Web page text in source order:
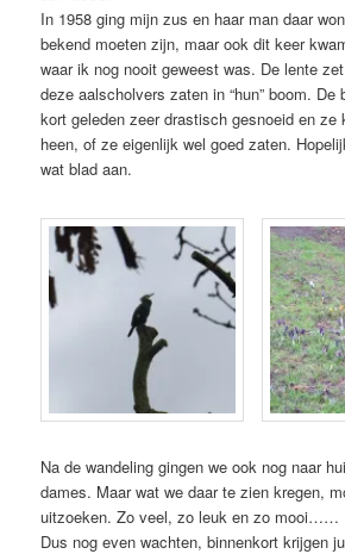
In 1958 ging mijn zus en haar man daar
bekend moeten zijn, maar ook dit keer
waar ik nog nooit geweest was. De lente
deze aalscholvers zaten in “hun” boom. De
kort geleden zeer drastisch gesnoeid en
heen, of ze eigenlijk wel goed zaten.
wat blad aan.
Na de wandeling gingen we ook nog naar
dames. Maar wat we daar te zien kregen,
uitzoeken. Zo veel, zo leuk en zo mooi……
Dus nog even wachten, binnenkort krijgen